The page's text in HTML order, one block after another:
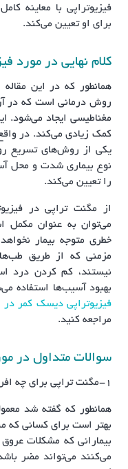
فیزیوتراپی با معاینه
برای او تعیین می‌کند.
کلام نهایی در مورد
همانطور که در این
روش درمانی است که در آن
مغناطیسی ایجاد می‌شود.
کمک زیادی می‌کند. در
یکی از روش‌های تسریع
نوع بیماری شدت و محل
را تعیین می‌کند.
از مگنت تراپی در
می‌توان به عنوان مکمل
خطری متوجه بیمار
مزمنی که از طریق
نیستند، کم کردن درد
بهبود آسیب‌ها استفاده
فیزیوتراپی دیسک کمر در
مراجعه کنید.
سوالات متداول در
1-مگنت تراپی برای چه افرادی ضرر دارد؟
همانطور که گفته شد
بهتر است برای کسانی که
بیمارانی که مشکلات
می‌کنند می‌تواند مضر